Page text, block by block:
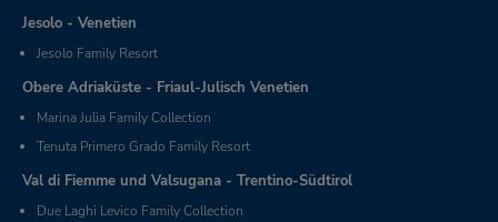
Jesolo - Venetien
Jesolo Family Resort
Obere Adriaküste - Friaul-Julisch Venetien
Marina Julia Family Collection
Tenuta Primero Grado Family Resort
Val di Fiemme und Valsugana - Trentino-Südtirol
Due Laghi Levico Family Collection